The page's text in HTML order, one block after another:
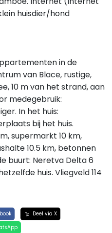
huisdier/hond
in de
van Blace, rustige,
10 m van het strand, aan
medegebruik:
In het huis:
bij het huis.
supermarkt 10 km,
10.5 km, betonnen
buurt: Neretva Delta 6
huis. Vliegveld 114
Deel via X